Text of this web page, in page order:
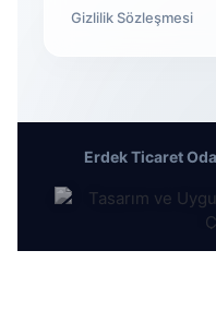
Gizlilik Sözleşmesi
Erdek Ticaret